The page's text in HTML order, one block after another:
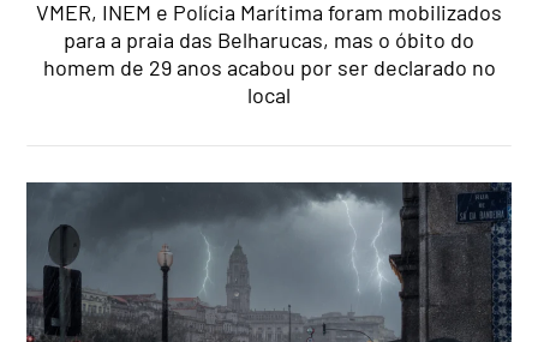
VMER, INEM e Polícia Marítima foram mobilizados
para a praia das Belharucas, mas o óbito do
homem de 29 anos acabou por ser declarado no
local